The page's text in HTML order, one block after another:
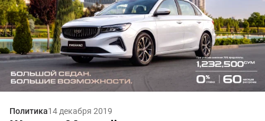
Политика14 декабря 2019